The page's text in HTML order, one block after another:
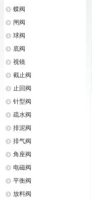
蝶阀
闸阀
球阀
底阀
视镜
截止阀
止回阀
针型阀
疏水阀
排泥阀
排气阀
角座阀
电磁阀
平衡阀
放料阀